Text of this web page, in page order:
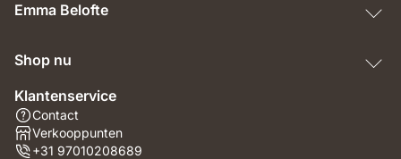
Emma Belofte
Shop nu
Klantenservice
Contact
Verkooppunten
+31 97010208689